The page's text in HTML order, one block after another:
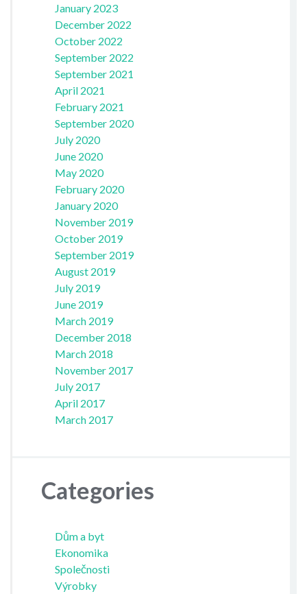
January 2023
December 2022
October 2022
September 2022
September 2021
April 2021
February 2021
September 2020
July 2020
June 2020
May 2020
February 2020
January 2020
November 2019
October 2019
September 2019
August 2019
July 2019
June 2019
March 2019
December 2018
March 2018
November 2017
July 2017
April 2017
March 2017
Categories
Dům a byt
Ekonomika
Společnosti
Výrobky